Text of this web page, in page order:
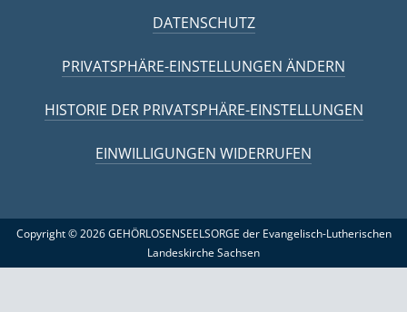
DATENSCHUTZ
PRIVATSPHÄRE-EINSTELLUNGEN ÄNDERN
HISTORIE DER PRIVATSPHÄRE-EINSTELLUNGEN
EINWILLIGUNGEN WIDERRUFEN
Copyright © 2026 GEHÖRLOSENSEELSORGE der Evangelisch-Lutherischen
Landeskirche Sachsen